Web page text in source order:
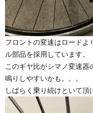
フロントの変速はロードよ
ル部品を採用しています。
このギヤ比がシマノ変速
鳴りしやすいかも。。。
しばらく乗り続けといて頂